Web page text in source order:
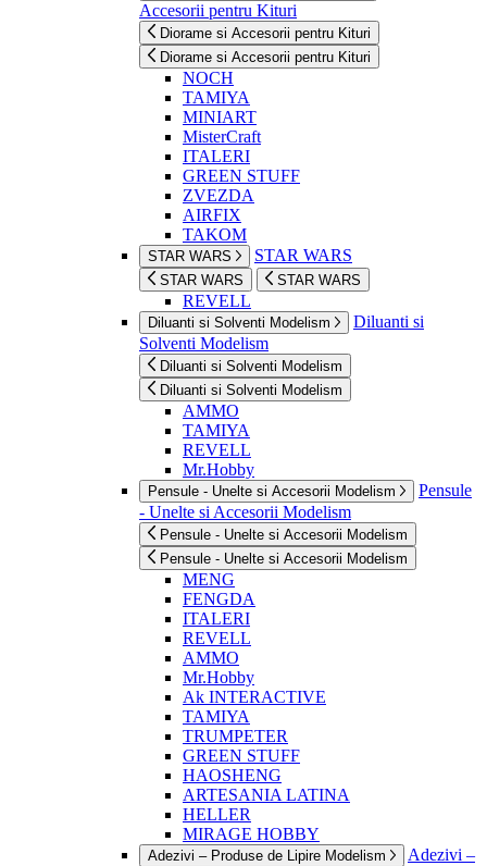
Accesorii pentru Kituri
Diorame si Accesorii pentru Kituri
Diorame si Accesorii pentru Kituri
NOCH
TAMIYA
MINIART
MisterCraft
ITALERI
GREEN STUFF
ZVEZDA
AIRFIX
TAKOM
STAR WARS STAR WARS
STAR WARS STAR WARS
REVELL
Diluanti si Solventi Modelism
Diluanti si
Solventi Modelism
Diluanti si Solventi Modelism
Diluanti si Solventi Modelism
AMMO
TAMIYA
REVELL
Mr.Hobby
Pensule - Unelte si Accesorii Modelism
Pensule
- Unelte si Accesorii Modelism
Pensule - Unelte si Accesorii Modelism
Pensule - Unelte si Accesorii Modelism
MENG
FENGDA
ITALERI
REVELL
AMMO
Mr.Hobby
Ak INTERACTIVE
TAMIYA
TRUMPETER
GREEN STUFF
HAOSHENG
ARTESANIA LATINA
HELLER
MIRAGE HOBBY
Adezivi – Produse de Lipire Modelism
Adezivi –